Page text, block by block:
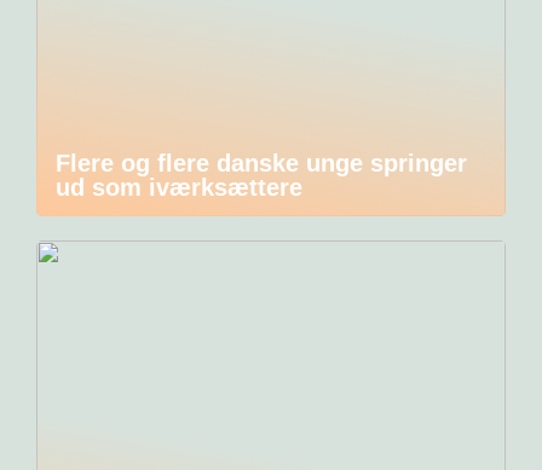
Flere og flere danske unge springer
ud som iværksættere